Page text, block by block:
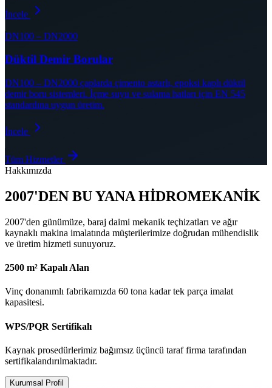
İncele
DN100 – DN2000
Düktil Demir Borular
DN100 – DN2000 çaplarda çimento astarlı, epoksi kaplı düktil
demir boru sistemleri. İçme suyu ve sulama hatları için EN 545
standardına uygun üretim.
İncele
Tüm Hizmetler
Hakkımızda
2007'DEN BU YANA HİDROMEKANİK
2007'den günümüze, baraj daimi mekanik teçhizatları ve ağır
kaynaklı makina imalatında müşterilerimize doğrudan mühendislik
ve üretim hizmeti sunuyoruz.
2500 m² Kapalı Alan
Vinç donanımlı fabrikamızda 60 tona kadar tek parça imalat
kapasitesi.
WPS/PQR Sertifikalı
Kaynak prosedürlerimiz bağımsız üçüncü taraf firma tarafından
sertifikalandırılmaktadır.
Kurumsal Profil